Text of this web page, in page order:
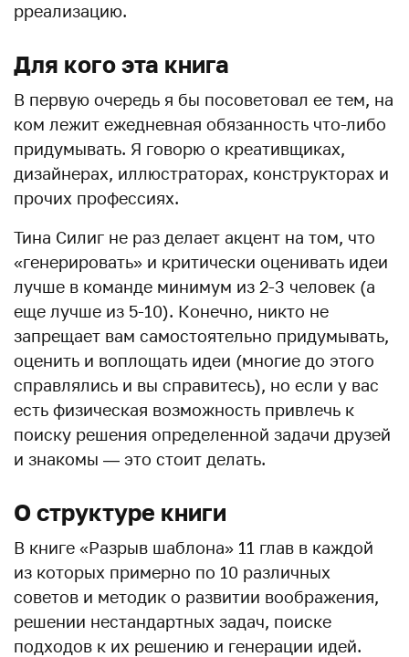
рреализацию.
Для кого эта книга
В первую очередь я бы посоветовал ее тем, на
ком лежит ежедневная обязанность что-либо
придумывать. Я говорю о креативщиках,
дизайнерах, иллюстраторах, конструкторах и
прочих профессиях.
Тина Силиг не раз делает акцент на том, что
«генерировать» и критически оценивать идеи
лучше в команде минимум из 2-3 человек (а
еще лучше из 5-10). Конечно, никто не
запрещает вам самостоятельно придумывать,
оценить и воплощать идеи (многие до этого
справлялись и вы справитесь), но если у вас
есть физическая возможность привлечь к
поиску решения определенной задачи друзей
и знакомы — это стоит делать.
О структуре книги
В книге «Разрыв шаблона» 11 глав в каждой
из которых примерно по 10 различных
советов и методик о развитии воображения,
решении нестандартных задач, поиске
подходов к их решению и генерации идей.